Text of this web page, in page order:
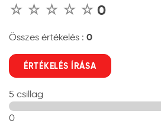
0
Összes értékelés : 0
ÉRTÉKELÉS ÍRÁSA
5 csillag
0